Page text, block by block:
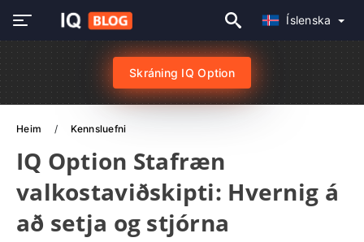
Íslenska
Skráning IQ Option
Heim Kennsluefni
IQ Option Stafræn
valkostaviðskipti: Hvernig á
að setja og stjórna